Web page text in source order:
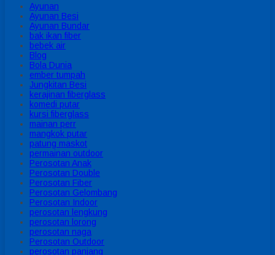
Ayunan
Ayunan Besi
Ayunan Bundar
bak ikan fiber
bebek air
Blog
Bola Dunia
ember tumpah
Jungkitan Besi
kerajinan fiberglass
komedi putar
kursi fiberglass
mainan perr
mangkok putar
patung maskot
permainan outdoor
Perosotan Anak
Perosotan Double
Perosotan Fiber
Perosotan Gelombang
Perosotan Indoor
perosotan lengkung
perosotan lorong
perosotan naga
Perosotan Outdoor
perosotan panjang